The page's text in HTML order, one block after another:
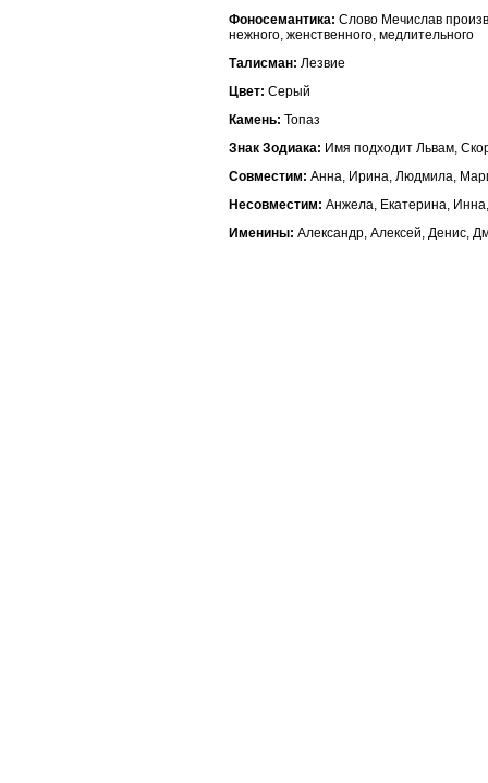
Фоносемантика: Слово Мечислав
нежного, женственного, медлительного
Талисман: Лезвие
Цвет: Серый
Камень: Топаз
Знак Зодиака: Имя подходит Львам,
Совместим: Анна, Ирина, Людмила,
Несовместим: Анжела, Екатерина,
Именины: Александр, Алексей, Денис,